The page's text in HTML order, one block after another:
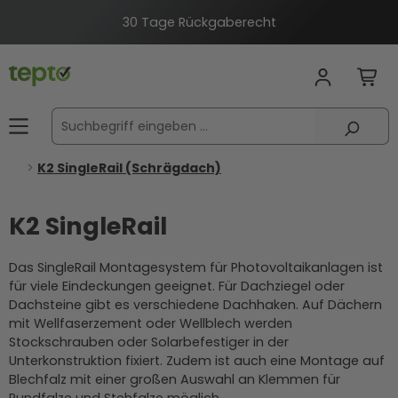
30 Tage Rückgaberecht
K2 SingleRail (Schrägdach)
K2 SingleRail
Das SingleRail Montagesystem für Photovoltaikanlagen ist
für viele Eindeckungen geeignet. Für Dachziegel oder
Dachsteine gibt es verschiedene Dachhaken. Auf Dächern
mit Wellfaserzement oder Wellblech werden
Stockschrauben oder Solarbefestiger in der
Unterkonstruktion fixiert. Zudem ist auch eine Montage auf
Blechfalz mit einer großen Auswahl an Klemmen für